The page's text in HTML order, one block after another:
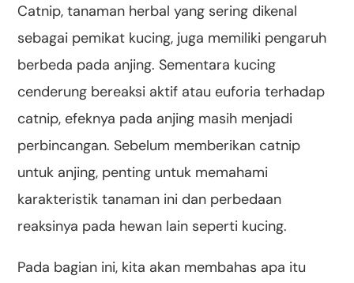
Catnip, tanaman herbal yang sering dikenal
sebagai pemikat kucing, juga memiliki pengaruh
berbeda pada anjing. Sementara kucing
cenderung bereaksi aktif atau euforia terhadap
catnip, efeknya pada anjing masih menjadi
perbincangan. Sebelum memberikan catnip
untuk anjing, penting untuk memahami
karakteristik tanaman ini dan perbedaan
reaksinya pada hewan lain seperti kucing.
Pada bagian ini, kita akan membahas apa itu